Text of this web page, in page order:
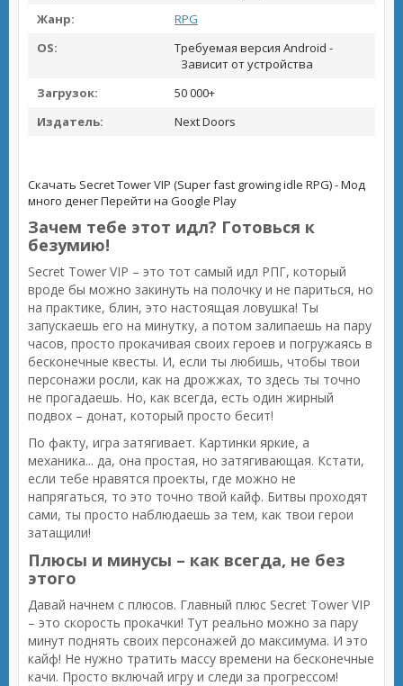
Жанр:
RPG
OS:
Требуемая версия Android -
Зависит от устройства
Загрузок:
50 000+
Издатель:
Next Doors
Скачать Secret Tower VIP (Super fast growing idle RPG) - Мод
много денегПерейти на Google Play
Зачем тебе этот идл? Готовься к
безумию!
Secret Tower VIP – это тот самый идл РПГ, который
вроде бы можно закинуть на полочку и не париться, но
на практике, блин, это настоящая ловушка! Ты
запускаешь его на минутку, а потом залипаешь на пару
часов, просто прокачивая своих героев и погружаясь в
бесконечные квесты. И, если ты любишь, чтобы твои
персонажи росли, как на дрожжах, то здесь ты точно
не прогадаешь. Но, как всегда, есть один жирный
подвох – донат, который просто бесит!
По факту, игра затягивает. Картинки яркие, а
механика... да, она простая, но затягивающая. Кстати,
если тебе нравятся проекты, где можно не
напрягаться, то это точно твой кайф. Битвы проходят
сами, ты просто наблюдаешь за тем, как твои герои
затащили!
Плюсы и минусы – как всегда, не без
этого
Давай начнем с плюсов. Главный плюс Secret Tower VIP
– это скорость прокачки! Тут реально можно за пару
минут поднять своих персонажей до максимума. И это
кайф! Не нужно тратить массу времени на бесконечные
качи. Просто включай игру и следи за прогрессом!